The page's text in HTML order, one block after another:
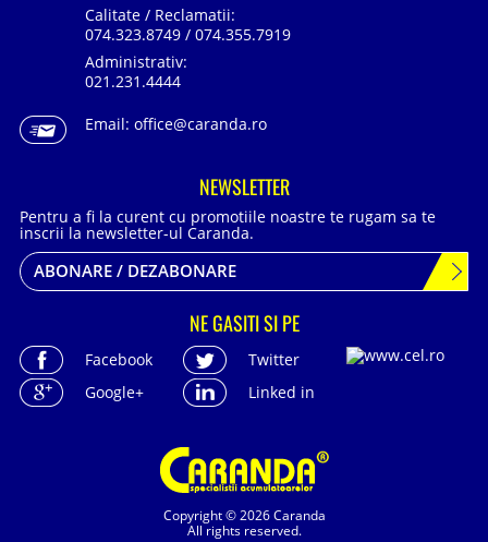
Copyright © 2026 Caranda
All rights reserved.
Calitate / Reclamatii:
074.323.8749 / 074.355.7919
Administrativ:
021.231.4444
Email: office@caranda.ro
NEWSLETTER
Pentru a fi la curent cu promotiile noastre te rugam sa te
inscrii la newsletter-ul Caranda.
ABONARE / DEZABONARE
NE GASITI SI PE
Facebook
Twitter
Google+
Linked in